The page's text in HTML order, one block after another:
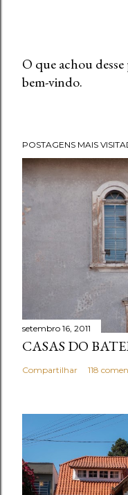
P
a
r
u
m
c
t
á
r
i
O que achou
bem-vindo.
POSTAGENS MAIS
setembro 16, 2011
CASAS DO
Compartilhar 118